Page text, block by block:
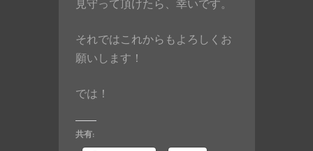
見守って頂けたら、幸いです。
それではこれからもよろしくお
願いします！
では！
共有: